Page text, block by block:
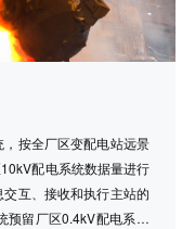
按全厂区变配电站远景
配电系统数据量进行
互、接收和执行主站的
预留厂区0.4kV配电系统